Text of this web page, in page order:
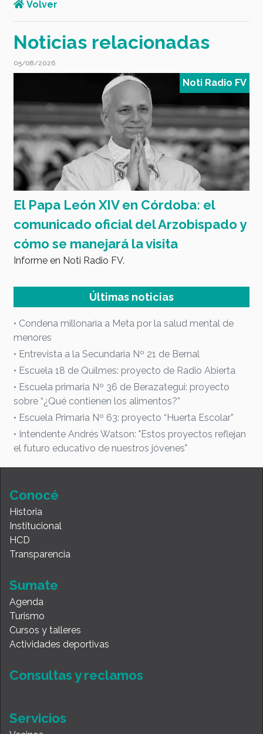
Volver
Noticias relacionadas
05/08/2026
Noti Radio FV
El Papa León XIV en Córdoba: el
comunicado oficial del Arzobispado y
cómo se manejará la visita
Informe en Noti Radio FV.
Últimas noticias
• Condena millonaria a Meta por la salud mental de
menores
• Entrevista a la Secundaria Nº 21 de Bernal
• Escuela 18 de Quilmes: proyecto de Radio Abierta
• Escuela primaria Nº 36 de Berazategui: proyecto
sobre “¿Qué contienen los alimentos?”
• Escuela Primaria Nº 63: proyecto “Huerta Escolar”
• Intendente Andrés Watson: "Estos proyectos reflejan
el futuro educativo de nuestros jóvenes"
Conocé
Historia
Institucional
HCD
Transparencia
Sumate
Agenda
Turismo
Cursos y talleres
Actividades deportivas
Consultas y reclamos
Servicios